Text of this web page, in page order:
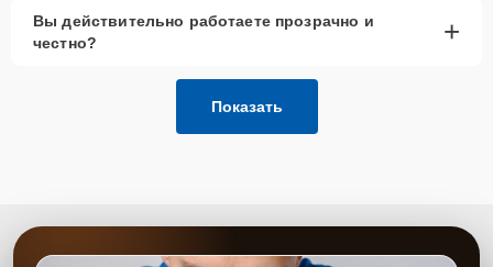
Вы действительно работаете прозрачно и
честно?
+
Показать